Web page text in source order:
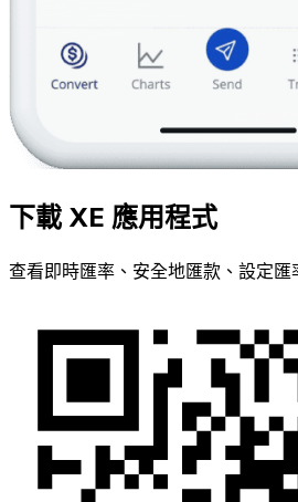
下載 XE 應用程式
查看即時匯率、安全地匯款、設定匯